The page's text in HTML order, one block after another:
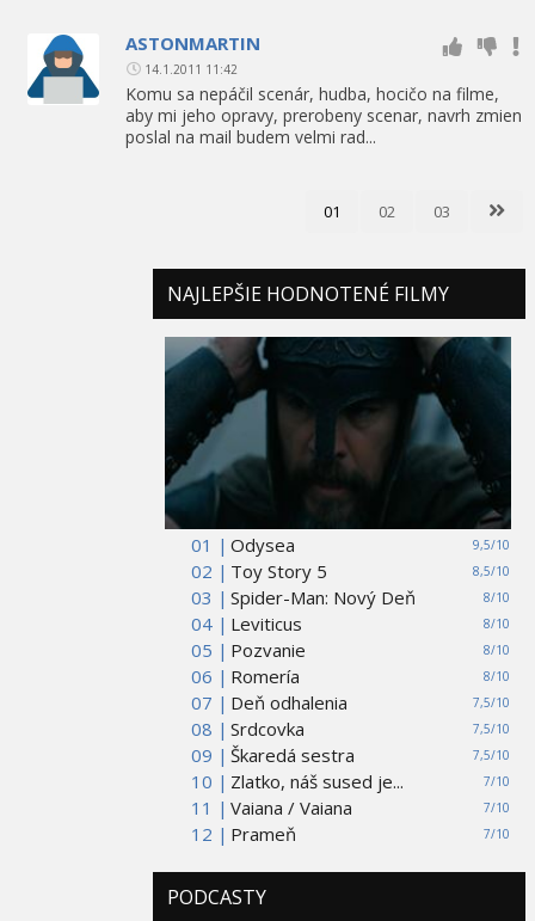
ASTONMARTIN
14.1.2011 11:42
Komu sa nepáčil scenár, hudba, hocičo na filme,
aby mi jeho opravy, prerobeny scenar, navrh zmien
poslal na mail budem velmi rad...
01 02 03
NAJLEPŠIE HODNOTENÉ FILMY
01 | 9,5/10
Odysea
02 |
8,5/10
Toy Story 5
03 |
8/10
Spider-Man: Nový Deň
04 |
8/10
Leviticus
05 |
8/10
Pozvanie
06 |
8/10
Romería
07 |
7,5/10
Deň odhalenia
08 |
7,5/10
Srdcovka
09 |
7,5/10
Škaredá sestra
10 |
7/10
Zlatko, náš sused je...
11 |
7/10
Vaiana / Vaiana
12 |
7/10
Prameň
PODCASTY